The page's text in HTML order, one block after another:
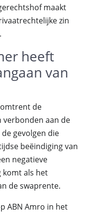
maakt
zin
heeft
van
de
verbonden aan de
gevolgen die
beëindiging van
negatieve
komt als het
de swaprente.
ABN Amro in het